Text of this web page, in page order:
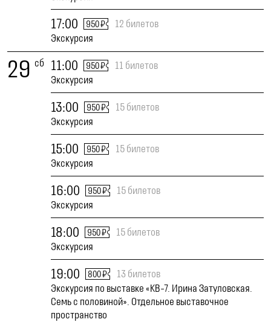
17:00 950 ₽
12 билетов
Экскурсия
29 сб 11:00 950 ₽
11 билетов
Экскурсия
13:00 950 ₽
15 билетов
Экскурсия
15:00 950 ₽
15 билетов
Экскурсия
16:00 950 ₽
15 билетов
Экскурсия
18:00 950 ₽
15 билетов
Экскурсия
19:00 800 ₽
13 билетов
Экскурсия по выставке «КВ-7. Ирина Затуловская.
Семь с половиной». Отдельное выставочное
пространство